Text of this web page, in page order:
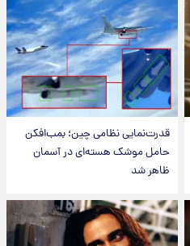
قدرت‌نمایی نظامی چین؛ بمب‌افکن
حامل موشک هسته‌ای در آسمان
ظاهر شد